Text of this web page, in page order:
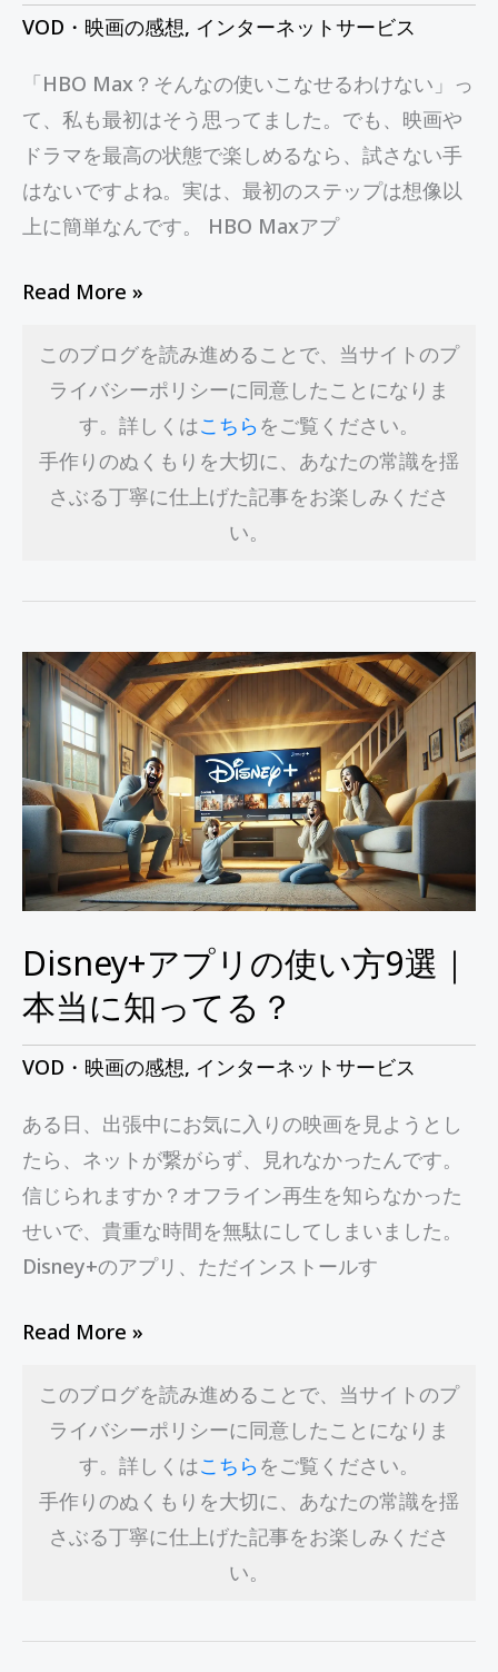
VOD・映画の感想, インターネットサービス
「HBO Max？そんなの使いこなせるわけない」っ
て、私も最初はそう思ってました。でも、映画や
ドラマを最高の状態で楽しめるなら、試さない手
はないですよね。実は、最初のステップは想像以
上に簡単なんです。 HBO Maxアプ
心
が
知
る
べ
き
つ
Read More »
このブログを読み進めることで、当サイトのプ
ライバシーポリシーに同意したことになりま
す。詳しくはこちら をご覧ください。
手作りのぬくもりを大切に、あなたの常識を揺
さぶる丁寧に仕上げた記事をお楽しみくださ
い。
Disney+アプリの使い方9選｜
本当に知ってる？
VOD・映画の感想, インターネットサービス
ある日、出張中にお気に入りの映画を見ようとし
たら、ネットが繋がらず、見れなかったんです。
信じられますか？オフライン再生を知らなかった
せいで、貴重な時間を無駄にしてしまいました。
Disney+のアプリ、ただインストールす
Disney+ア
プ
リ
の
使
い
方
9
選
｜
本
当
知
っ
て
る？
Read More »
このブログを読み進めることで、当サイトのプ
ライバシーポリシーに同意したことになりま
す。詳しくはこちら をご覧ください。
手作りのぬくもりを大切に、あなたの常識を揺
さぶる丁寧に仕上げた記事をお楽しみくださ
い。